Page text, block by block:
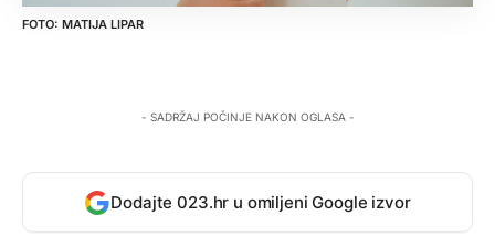
MATIJA LIPAR
- SADRŽAJ POČINJE NAKON OGLASA -
Dodajte 023.hr u omiljeni Google izvor